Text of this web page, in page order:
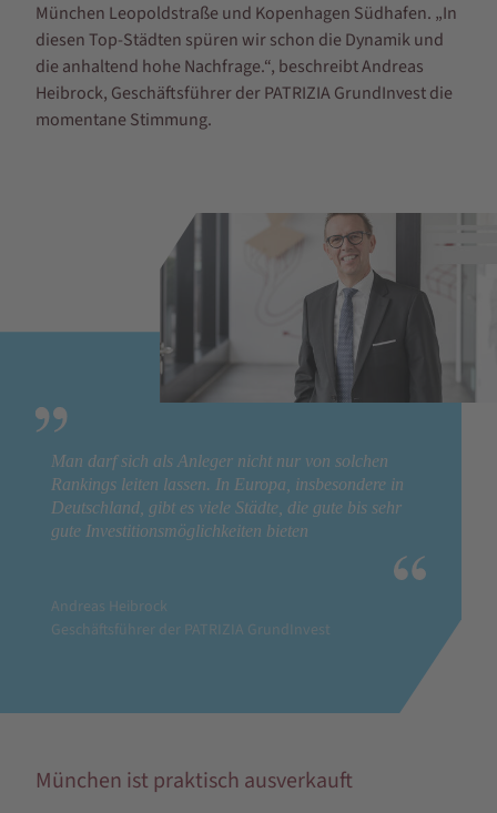
München Leopoldstraße und Kopenhagen Südhafen. „In
diesen Top-Städten spüren wir schon die Dynamik und
die anhaltend hohe Nachfrage.“, beschreibt Andreas
Heibrock, Geschäftsführer der PATRIZIA GrundInvest die
momentane Stimmung.
Man darf sich als Anleger nicht nur von solchen
Rankings leiten lassen. In Europa, insbesondere in
Deutschland, gibt es viele Städte, die gute bis sehr
gute Investitionsmöglichkeiten bieten
Andreas Heibrock
Geschäftsführer der PATRIZIA GrundInvest
München ist praktisch ausverkauft